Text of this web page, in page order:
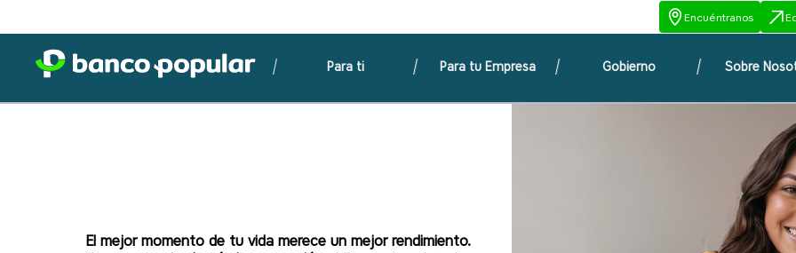
Encuéntranos
Para ti Para tu Empresa Gobierno Sobre
El mejor momento de tu vida merece un mejor rendimiento.